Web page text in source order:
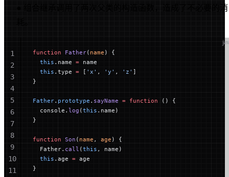
● 组合继承调用了两次父类的构造函数，造成了不必要的消
function Father( name ) {
  this
.name = name
  this
.type = [ 'x' , 'y' , 'z' ]
}
Father. prototype . sayName = function () {
  console.
log (this .name)
}
function Son ( name , age ) {
  Father.
call (this , name)
  this
.age = age
}
1
2
3
4
5
6
7
8
9
10
11